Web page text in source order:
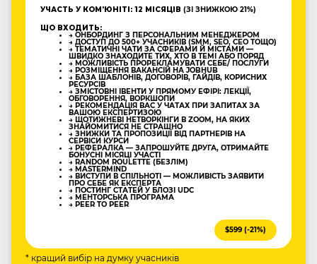
УЧАСТЬ У КОМʼЮНІТІ: 12 МІСЯЦІВ (ЗІ ЗНИЖКОЮ 21%)
ЩО ВХОДИТЬ:
→ ОНБОРДИНГ З ПЕРСОНАЛЬНИМ МЕНЕДЖЕРОМ
→ ДОСТУП ДО 500+ УЧАСНИКІВ (SMM, SEO, CEO ТОЩО)
→ ТЕМАТИЧНІ ЧАТИ ЗА СФЕРАМИ Й МІСТАМИ —
ШВИДКО ЗНАХОДИТЕ ТИХ, ХТО В ТЕМІ АБО ПОРЯД
→ МОЖЛИВІСТЬ ПРОРЕКЛАМУВАТИ СЕБЕ/ ПОСЛУГИ
→ РОЗМІЩЕННЯ ВАКАНСІЙ НА JOBHUB
→ БАЗА ШАБЛОНІВ, ДОГОВОРІВ, ГАЙДІВ, КОРИСНИХ
РЕСУРСІВ
→ ЗМІСТОВНІ ІВЕНТИ У ПРЯМОМУ ЕФІРІ: ЛЕКЦІЇ,
ОБГОВОРЕННЯ, ВОРКШОПИ
→ РЕКОМЕНДАЦІЯ ВАС У ЧАТАХ ПРИ ЗАПИТАХ ЗА
ВАШОЮ ЕКСПЕРТИЗОЮ
→ ЩОТИЖНЕВІ НЕТВОРКІНГИ В ZOOM, НА ЯКИХ
ЗНАЙОМИТИСЯ НЕ СТРАШНО
→ ЗНИЖКИ ТА ПРОПОЗИЦІЇ ВІД ПАРТНЕРІВ НА
СЕРВІСИ КУРСИ
→ РЕФЕРАЛКА — ЗАПРОШУЙТЕ ДРУГА, ОТРИМАЙТЕ
БОНУСНІ МІСЯЦІ УЧАСТІ
→ RANDOM ROULETTE (БЕЗЛІМ)
→ MASTERMIND
→ ВИСТУПИ В СПІЛЬНОТІ — МОЖЛИВІСТЬ ЗАЯВИТИ
ПРО СЕБЕ ЯК ЕКСПЕРТА
→ ПОСТИНГ СТАТЕЙ У БЛОЗІ UDC
→ МЕНТОРСЬКА ПРОГРАМА
→ PEER TO PEER
$599 (-21%)
* кращий вибір на думку учасників